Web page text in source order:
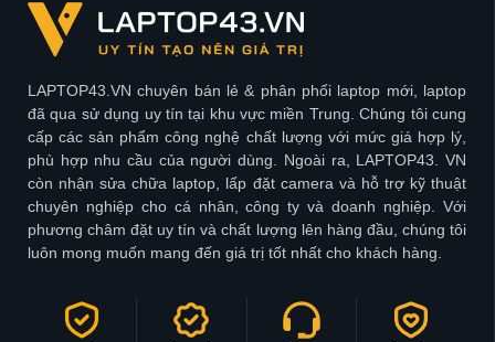
LAPTOP43.VN chuyên bán lẻ & phân phối laptop mới, laptop
đã qua sử dụng uy tín tại khu vực miền Trung. Chúng tôi cung
cấp các sản phẩm công nghệ chất lượng với mức giá hợp lý,
phù hợp nhu cầu của người dùng. Ngoài ra, LAPTOP43. VN
còn nhận sửa chữa laptop, lấp đặt camera và hỗ trợ kỹ thuật
chuyên nghiệp cho cá nhân, công ty và doanh nghiệp. Với
phương châm đặt uy tín và chất lượng lên hàng đầu, chúng tôi
luôn mong muốn mang đến giá trị tốt nhất cho khách hàng.